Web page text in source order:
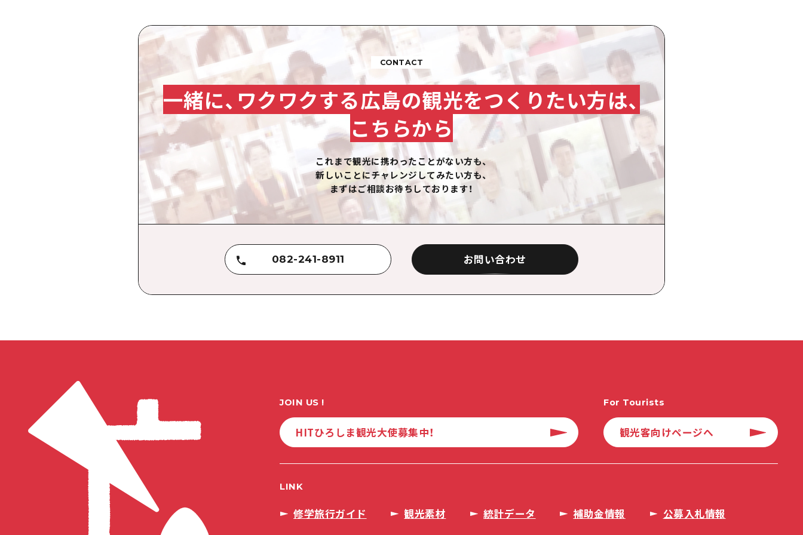
CONTACT
一緒に、ワクワクする広島の観光をつくりたい方は、
こちらから
これまで観光に携わったことがない方も、
新しいことにチャレンジしてみたい方も、
まずはご相談お待ちしております！
082-241-8911 お問い合わせ
JOIN US !
HITひろしま観光大使募集中！
For Tourists
観光客向けページへ
LINK
修学旅行ガイド 観光素材 統計データ 補助金情報 公募入札情報